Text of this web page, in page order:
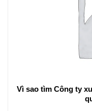
Vì sao tìm Công ty